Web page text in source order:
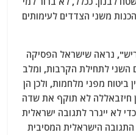
משני הצדדים לעימותים
נראה שישראל הפסיקה
השני לתחילת הקרבות, ומלב
ביטוח מפני מלחמות, ולכן הן
חיזבאללה לא תוקף את שדה
לא ייגרר לתגובה ישראלית
הישראלית המסיבית